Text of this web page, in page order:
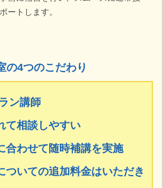
ートします。
の4つのこだわり
ン講師
て相談しやすい
合わせて随時補講を実施
ついての追加料金はいただき